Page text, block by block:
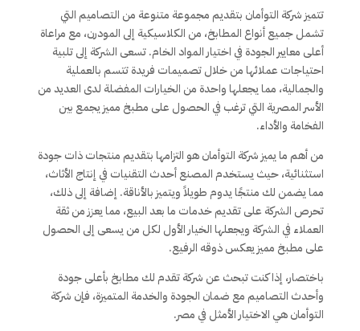
تتميز شركة التوأمان بتقديم مجموعة متنوعة من التصاميم التي
تشمل جميع أنواع المطابخ، من الكلاسيكية إلى المودرن، مع مراعاة
أعلى معايير الجودة في اختيار المواد الخام. تسعى الشركة إلى تلبية
احتياجات عملائها من خلال تصميمات فريدة تتسم بالعملية
والجمالية، مما يجعلها واحدة من الخيارات المفضلة لدى العديد من
الأسر المصرية التي ترغب في الحصول على مطبخ مميز يجمع بين
الفخامة والأداء.
من أهم ما يميز شركة التوأمان هو التزامها بتقديم منتجات ذات جودة
استثنائية، حيث يستخدم المصنع أحدث التقنيات في إنتاج الأثاث،
مما يضمن لك منتجًا يدوم طويلاً ويتميز بالأناقة. إضافة إلى ذلك،
تحرص الشركة على تقديم خدمات ما بعد البيع، مما يعزز من ثقة
العملاء في الشركة ويجعلها الخيار الأول لكل من يسعى إلى الحصول
على مطبخ مميز يعكس ذوقه الرفيع.
باختصار، إذا كنت تبحث عن شركة تقدم لك مطابخ بأعلى جودة
وأحدث التصاميم مع ضمان الجودة والخدمة المتميزة، فإن شركة
التوأمان هي الاختيار الأمثل في مصر.